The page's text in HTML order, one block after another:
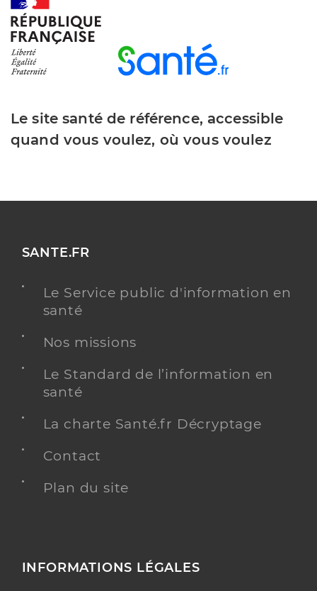
Le site santé de référence, accessible
quand vous voulez, où vous voulez
SANTE.FR
Le Service public d'information en
santé
Nos missions
Le Standard de l’information en
santé
La charte Santé.fr Décryptage
Contact
Plan du site
INFORMATIONS LÉGALES